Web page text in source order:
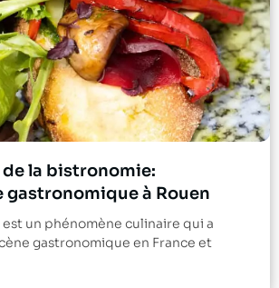
de la bistronomie:
gastronomique à Rouen
un phénomène culinaire qui a
gastronomique en France et